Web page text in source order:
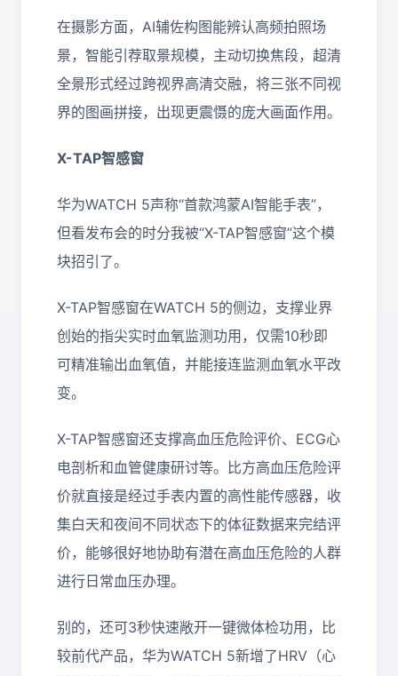
在摄影方面，AI辅佐构图能辨认高频拍照场
景，智能引荐取景规模，主动切换焦段，超清
全景形式经过跨视界高清交融，将三张不同视
界的图画拼接，出现更震慑的庞大画面作用。
X-TAP智感窗
华为WATCH 5声称“首款鸿蒙AI智能手表”，
但看发布会的时分我被“X-TAP智感窗”这个模
块招引了。
X-TAP智感窗在WATCH 5的侧边，支撑业界
创始的指尖实时血氧监测功用，仅需10秒即
可精准输出血氧值，并能接连监测血氧水平改
变。
X-TAP智感窗还支撑高血压危险评价、ECG心
电剖析和血管健康研讨等。比方高血压危险评
价就直接是经过手表内置的高性能传感器，收
集白天和夜间不同状态下的体征数据来完结评
价，能够很好地协助有潜在高血压危险的人群
进行日常血压办理。
别的，还可3秒快速敞开一键微体检功用，比
较前代产品，华为WATCH 5新增了HRV（心